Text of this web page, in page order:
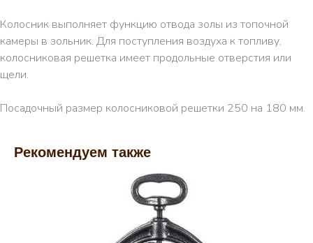
Колосник выполняет функцию отвода золы из топочной
камеры в зольник. Для поступления воздуха к топливу,
колосниковая решетка имеет продольные отверстия или
щели.
Посадочный размер колосниковой решетки 250 на 180 мм.
Рекомендуем также